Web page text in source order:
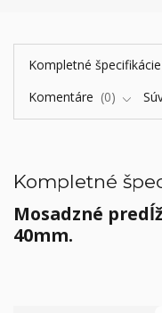
Kompletné špecifikácie
Komentáre
0
Kompletné
Mosadzné
40mm.